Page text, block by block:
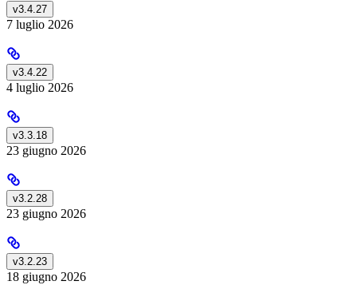
v3.4.27
7 luglio 2026
v3.4.22
4 luglio 2026
v3.3.18
23 giugno 2026
v3.2.28
23 giugno 2026
v3.2.23
18 giugno 2026